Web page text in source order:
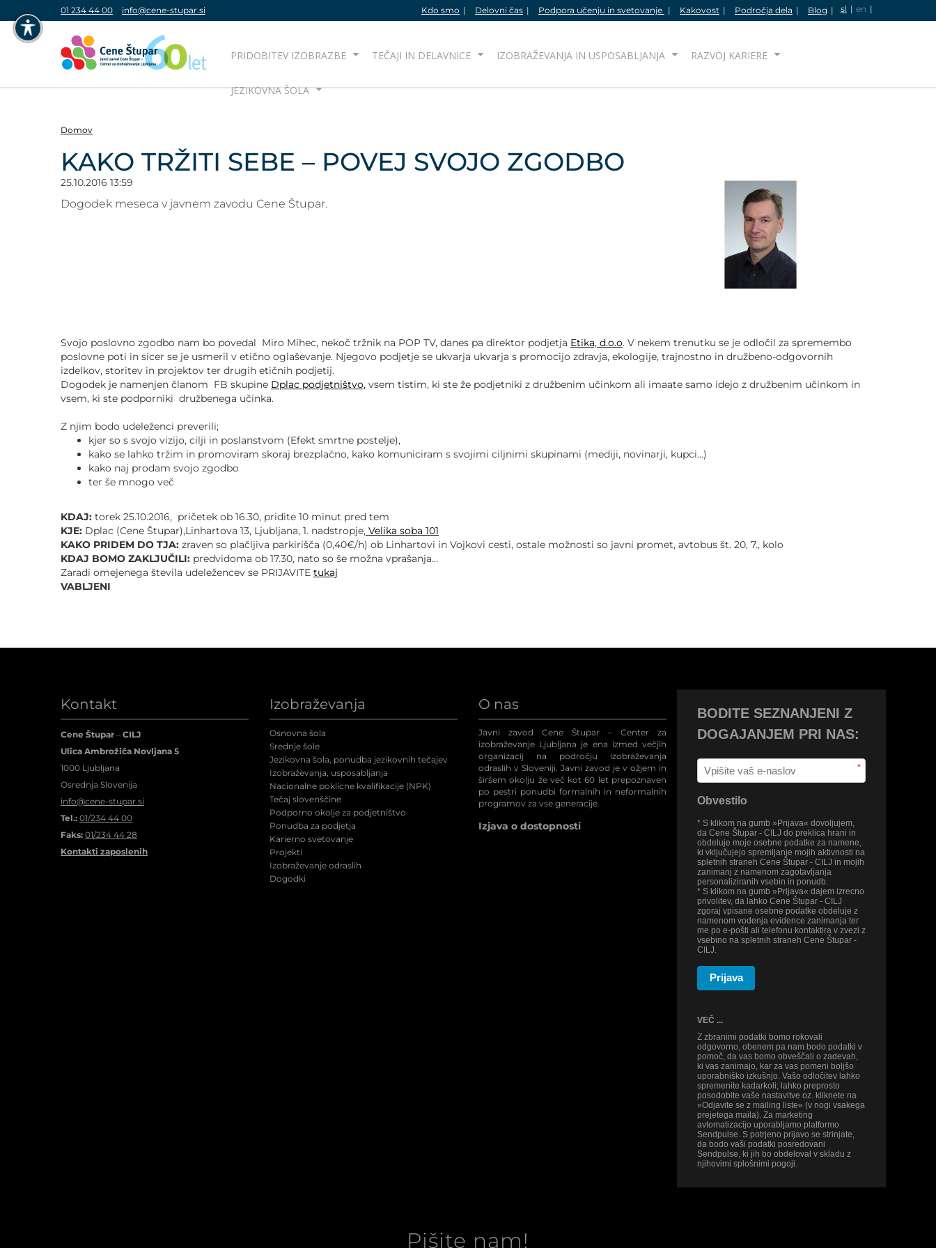
NAVIGACIJA PREKO TIPKOVNICE
VISOK KONTRAST
POMANJŠAJ PISAVO
OZNAČI NASLOVE
OZNAČI POVEZAVE
PODČRTAJ POVEZAVE
IZJAVA O DOSTOPNOSTI
01 234 44 00 info@cene-stupar.si sl en
Kdo smo Delovni čas Podpora učenju in svetovanje Kakovost Področja dela Blog
PRIDOBITEV IZOBRAZBE TEČAJI IN DELAVNICE IZOBRAŽEVANJA IN USPOSABLJANJA RAZVOJ KARIERE
JEZIKOVNA ŠOLA
Domov
KAKO TRŽITI SEBE – POVEJ SVOJO ZGODBO
25.10.2016 13:59
Dogodek meseca v javnem zavodu Cene Štupar.
Svojo poslovno zgodbo nam bo povedal Miro Mihec, nekoč tržnik na POP TV, danes pa direktor podjetja Etika, d.o.o. V nekem trenutku se je odločil za spremembo
poslovne poti in sicer se je usmeril v etično oglaševanje. Njegovo podjetje se ukvarja ukvarja s promocijo zdravja, ekologije, trajnostno in družbeno-odgovornih
izdelkov, storitev in projektov ter drugih etičnih podjetij.
Dogodek je namenjen članom FB skupine Dplac podjetništvo, vsem tistim, ki ste že podjetniki z družbenim učinkom ali imaate samo idejo z družbenim učinkom in
vsem, ki ste podporniki družbenega učinka.
Z njim bodo udeleženci preverili;
kjer so s svojo vizijo, cilji in poslanstvom (Efekt smrtne postelje),
kako se lahko tržim in promoviram skoraj brezplačno, kako komuniciram s svojimi ciljnimi skupinami (mediji, novinarji, kupci…)
kako naj prodam svojo zgodbo
ter še mnogo več
KDAJ: torek 25.10.2016, pričetek ob 16.30, pridite 10 minut pred tem
KJE: Dplac (Cene Štupar),Linhartova 13, Ljubljana, 1. nadstropje, Velika soba 101
KAKO PRIDEM DO TJA: zraven so plačljiva parkirišča (0,40€/h) ob Linhartovi in Vojkovi cesti, ostale možnosti so javni promet, avtobus št. 20, 7., kolo
KDAJ BOMO ZAKLJUČILI: predvidoma ob 17.30, nato so še možna vprašanja…
Zaradi omejenega števila udeležencev se PRIJAVITE tukaj
VABLJENI
Kontakt
Cene Štupar – CILJ
Ulica Ambrožiča Novljana 5
1000 Ljubljana
Osrednja Slovenija
info@cene-stupar.si
Tel.: 01/234 44 00
Faks: 01/234 44 28
Kontakti zaposlenih
Izobraževanja
Osnovna šola
Srednje šole
Jezikovna šola, ponudba jezikovnih tečajev
Izobraževanja, usposabljanja
Nacionalne poklicne kvalifikacije (NPK)
Tečaj slovenščine
Podporno okolje za podjetništvo
Ponudba za podjetja
Karierno svetovanje
Projekti
Izobraževanje odraslih
Dogodki
O nas
Javni zavod Cene Štupar – Center za
izobraževanje Ljubljana je ena izmed večjih
organizacij na področju izobraževanja
odraslih v Sloveniji. Javni zavod je v ožjem in
širšem okolju že več kot 60 let prepoznaven
po pestri ponudbi formalnih in neformalnih
programov za vse generacije.
Izjava o dostopnosti
BODITE SEZNANJENI Z
DOGAJANJEM PRI NAS:
*
Obvestilo
* S klikom na gumb »Prijava« dovoljujem,
da Cene Štupar - CILJ do preklica hrani in
obdeluje moje osebne podatke za namene,
ki vključujejo spremljanje mojih aktivnosti na
spletnih straneh Cene Štupar - CILJ in mojih
zanimanj z namenom zagotavljanja
personaliziranih vsebin in ponudb.
* S klikom na gumb »Prijava« dajem izrecno
privolitev, da lahko Cene Štupar - CILJ
zgoraj vpisane osebne podatke obdeluje z
namenom vodenja evidence zanimanja ter
me po e-pošti ali telefonu kontaktira v zvezi z
vsebino na spletnih straneh Cene Štupar -
CILJ.
Prijava
VEČ ...
Z zbranimi podatki bomo rokovali
odgovorno, obenem pa nam bodo podatki v
pomoč, da vas bomo obveščali o zadevah,
ki vas zanimajo, kar za vas pomeni boljšo
uporabniško izkušnjo. Vašo odločitev lahko
spremenite kadarkoli; lahko preprosto
posodobite vaše nastavitve oz. kliknete na
»Odjavite se z mailing liste« (v nogi vsakega
prejetega maila). Za marketing
avtomatizacijo uporabljamo platformo
Sendpulse. S potrjeno prijavo se strinjate,
da bodo vaši podatki posredovani
Sendpulse, ki jih bo obdeloval v skladu z
njihovimi splošnimi pogoji.
Pišite nam!